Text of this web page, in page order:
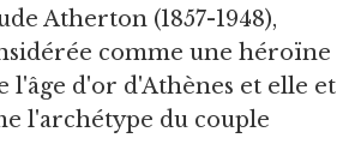
Atherton (1857-1948),
comme une héroïne
l'âge d'or d'Athènes et elle et
l'archétype du couple